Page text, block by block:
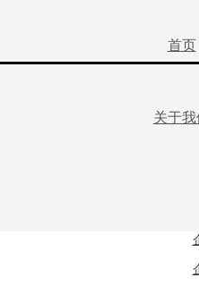
首页
关于我